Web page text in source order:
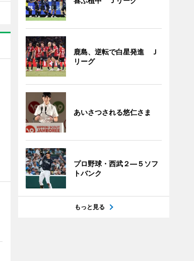
鹿島、逆転で白星発進 Ｊ
リーグ
あいさつされる悠仁さま
プロ野球・西武２―５ソフ
トバンク
もっと見る